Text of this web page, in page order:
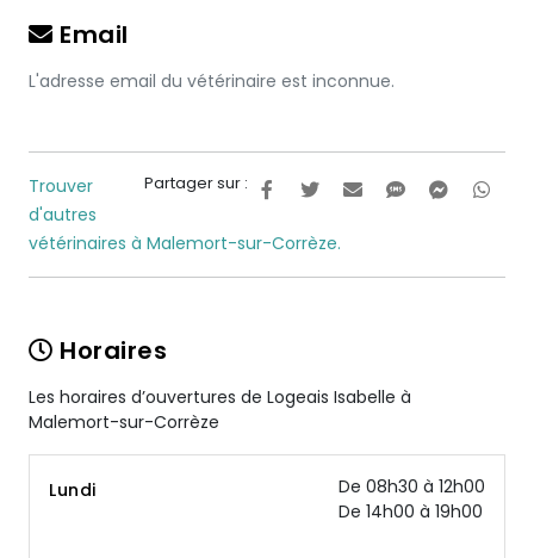
Email
L'adresse email du vétérinaire est inconnue.
Partager sur :
Trouver
d'autres
vétérinaires à Malemort-sur-Corrèze.
Horaires
Les horaires d’ouvertures de Logeais Isabelle à
Malemort-sur-Corrèze
Lundi
De 08h30 à 12h00
De 14h00 à 19h00